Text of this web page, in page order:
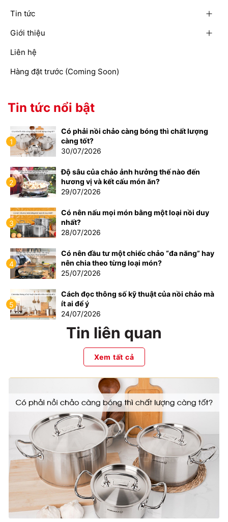
Tin tức
Giới thiệu
Liên hệ
Hàng đặt trước (Coming Soon)
Tin tức nổi bật
1
Có phải nồi chảo càng bóng thì chất lượng
càng tốt?
30/07/2026
2
Độ sâu của chảo ảnh hưởng thế nào đến
hương vị và kết cấu món ăn?
29/07/2026
3
Có nên nấu mọi món bằng một loại nồi duy
nhất?
28/07/2026
4
Có nên đầu tư một chiếc chảo “đa năng” hay
nên chia theo từng loại món?
25/07/2026
5
Cách đọc thông số kỹ thuật của nồi chảo mà
ít ai để ý
24/07/2026
Tin liên quan
Xem tất cả